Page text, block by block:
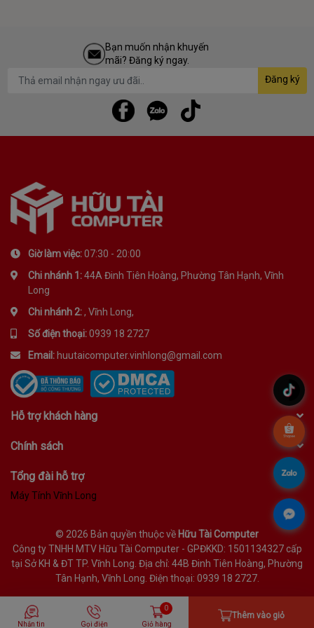
Bạn muốn nhận khuyến
mãi? Đăng ký ngay.
Đăng ký
Giờ làm việc:07:30 - 20:00
Chi nhánh 1:44A Đinh Tiên Hoàng, Phường Tân Hạnh, Vĩnh
Long
Chi nhánh 2:, Vĩnh Long,
Số điện thoại:0939 18 2727
Email: huutaicomputer.vinhlong@gmail.com
Hỗ trợ khách hàng
Chính sách
Tổng đài hỗ trợ
Máy Tính Vĩnh Long
© 2026 Bản quyền thuộc về Hữu Tài Computer
Công ty TNHH MTV Hữu Tài Computer - GPĐKKD: 1501134327 cấp
tại Sở KH & ĐT TP. Vĩnh Long. Địa chỉ: 44B Đinh Tiên Hoàng, Phường
Tân Hạnh, Vĩnh Long. Điện thoại: 0939 18 2727.
.
.
.
.
Nhắn tin Gọi điện
0
Giỏ hàng
Thêm vào giỏ